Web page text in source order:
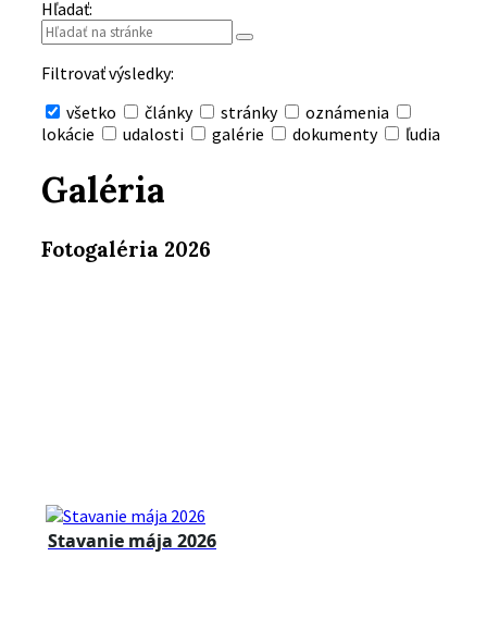
Hľadať:
Filtrovať výsledky:
všetko
články stránky
oznámenia
lokácie
udalosti galérie dokumenty ľudia
vyhľadávanie
Galéria
Fotogaléria 2026
Stavanie mája 2026